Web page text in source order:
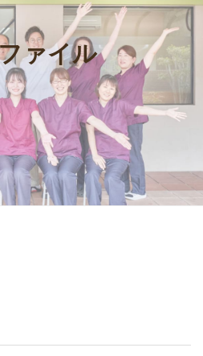
ァイル